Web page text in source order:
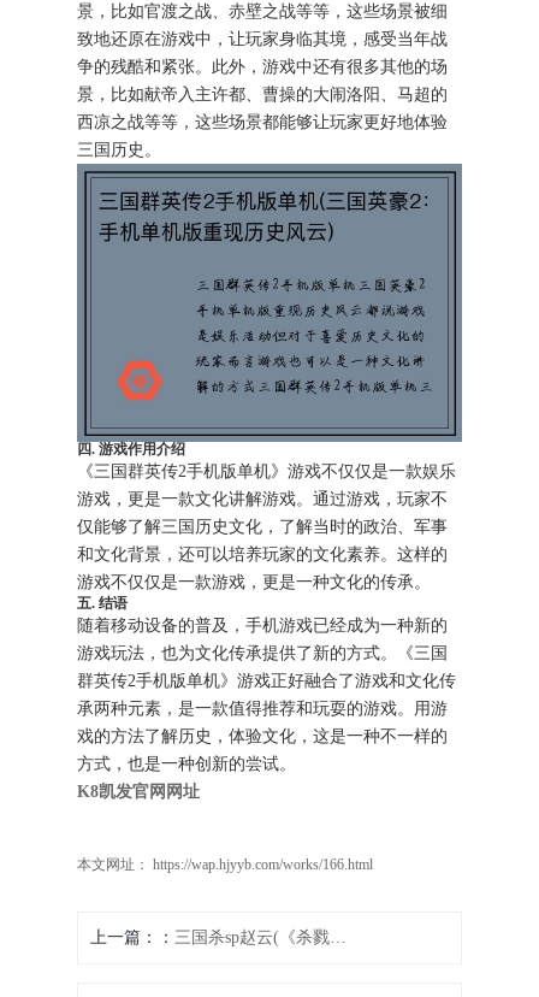
景，比如官渡之战、赤壁之战等等，这些场景被细
致地还原在游戏中，让玩家身临其境，感受当年战
争的残酷和紧张。此外，游戏中还有很多其他的场
景，比如献帝入主许都、曹操的大闹洛阳、马超的
西凉之战等等，这些场景都能够让玩家更好地体验
三国历史。
四. 游戏作用介绍
《三国群英传2手机版单机》游戏不仅仅是一款娱乐
游戏，更是一款文化讲解游戏。通过游戏，玩家不
仅能够了解三国历史文化，了解当时的政治、军事
和文化背景，还可以培养玩家的文化素养。这样的
游戏不仅仅是一款游戏，更是一种文化的传承。
五. 结语
随着移动设备的普及，手机游戏已经成为一种新的
游戏玩法，也为文化传承提供了新的方式。《三国
群英传2手机版单机》游戏正好融合了游戏和文化传
承两种元素，是一款值得推荐和玩耍的游戏。用游
戏的方法了解历史，体验文化，这是一种不一样的
方式，也是一种创新的尝试。
K8凯发官网网址
本文网址： https://wap.hjyyb.com/works/166.html
上一篇： 三国杀sp赵云(《杀戮战场：赵云传说》)